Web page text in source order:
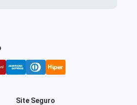
Site Seguro